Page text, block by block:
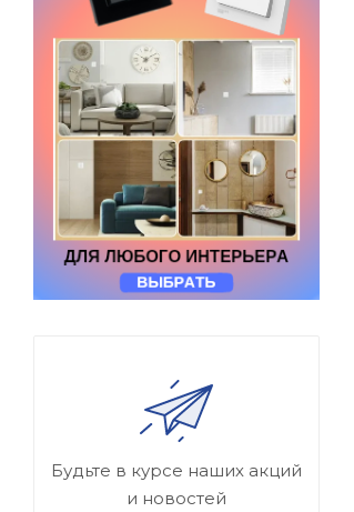
Будьте в курсе наших акций
и новостей